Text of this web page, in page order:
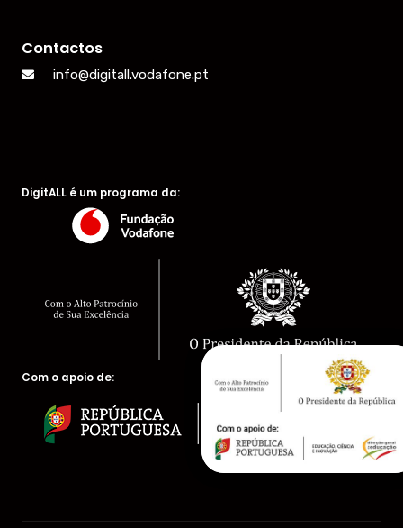
Contactos
info@digitall.vodafone.pt
DigitALL é um programa da:
Com o apoio de: